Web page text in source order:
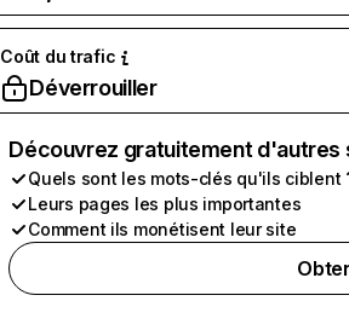
Coût du trafic
Déverrouiller
Découvrez gratuitement
Quels sont les mots-clés qu'ils ciblent
Leurs pages les plus importantes
Comment ils monétisent leur site